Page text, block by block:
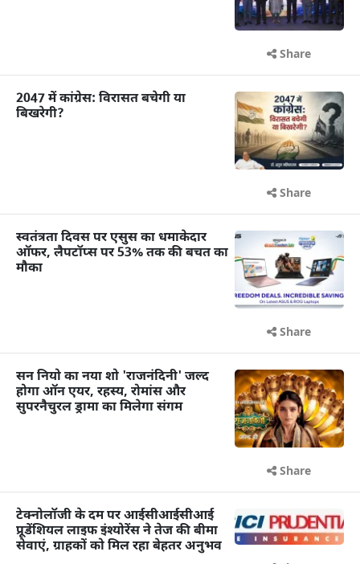
Share
2047 में कांग्रेस: विरासत बचेगी या
बिखरेगी?
Share
स्वतंत्रता दिवस पर एसुस का धमाकेदार
ऑफर, लैपटॉप्स पर 53% तक की बचत का
मौका
Share
सन नियो का नया शो 'राजनंदिनी' जल्द
होगा ऑन एयर, रहस्य, रोमांस और
सुपरनैचुरल ड्रामा का मिलेगा संगम
Share
टेक्नोलॉजी के दम पर आईसीआईसीआई
प्रूडेंशियल लाइफ इंश्योरेंस ने तेज की बीमा
सेवाएं, ग्राहकों को मिल रहा बेहतर अनुभव